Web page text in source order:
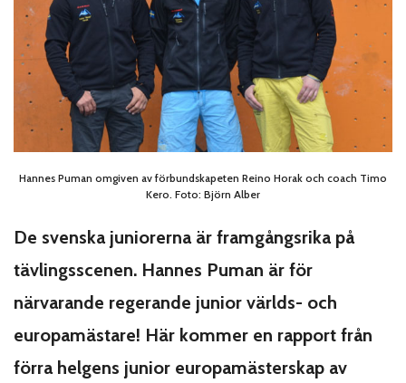
Hannes Puman omgiven av förbundskapeten Reino Horak och coach Timo
Kero. Foto: Björn Alber
De svenska juniorerna är framgångsrika på
tävlingsscenen. Hannes Puman är för
närvarande regerande junior världs- och
europamästare! Här kommer en rapport från
förra helgens junior europamästerskap av